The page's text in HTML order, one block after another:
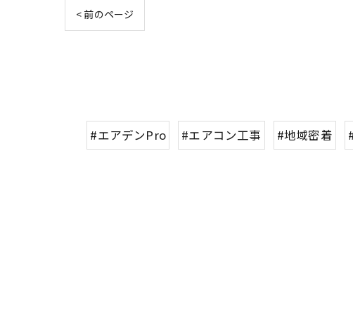
< 前のページ
#エアデンPro #エアコン工事 #地域密着